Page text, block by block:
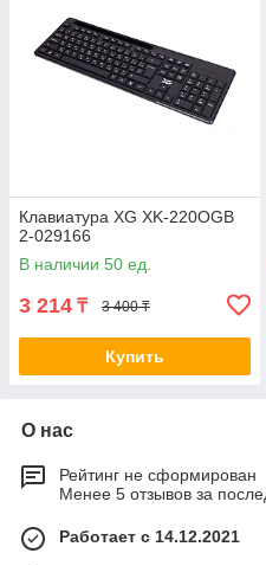
Клавиатура XG XK-220OGB
2-029166
В наличии 50 ед.
3 214 ₸ 3 400 ₸
Купить
О нас
Рейтинг не сформирован
Менее 5 отзывов за
Работает с 14.12.2021